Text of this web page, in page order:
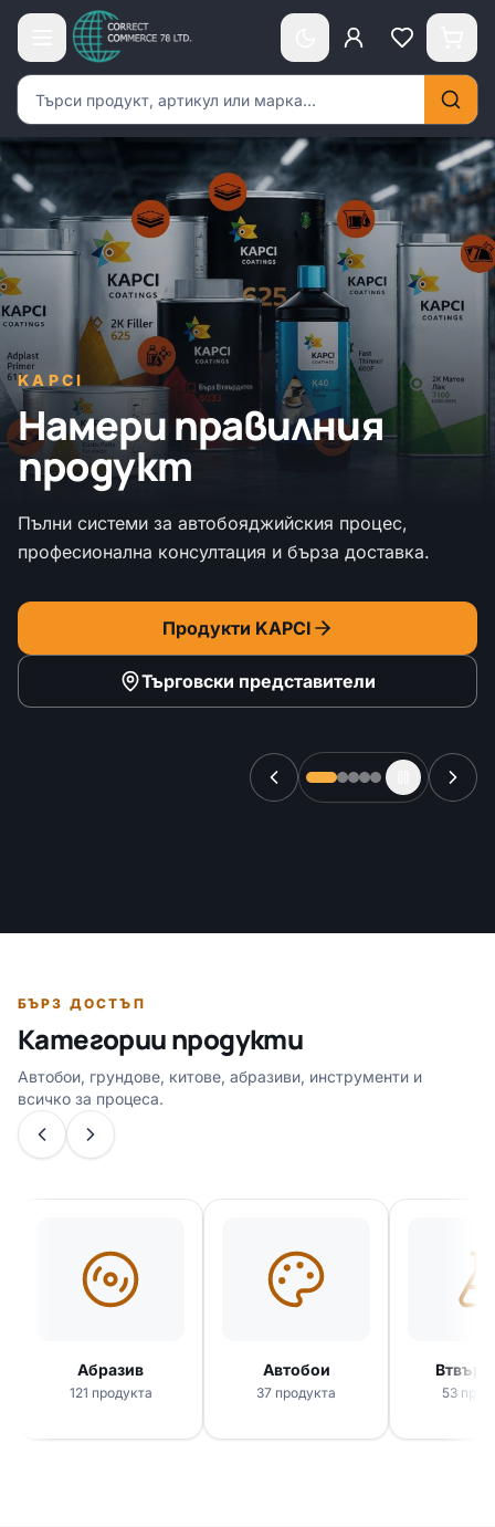
Търсене на продукти
KAPCI
Намери правилния
продукт
Пълни системи за автобояджийския процес,
професионална консултация и бърза доставка.
Продукти KAPCI
Търговски представители
БЪРЗ ДОСТЪП
Категории продукти
Автобои, грундове, китове, абразиви, инструменти и
всичко за процеса.
Абразив
121 продукта
Автобои
37 продукта 53